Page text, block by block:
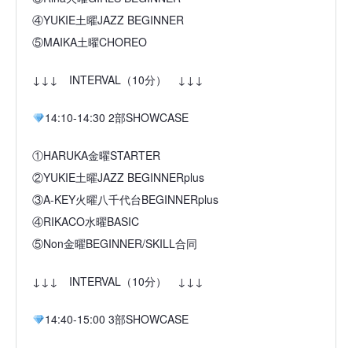
④YUKIE土曜JAZZ BEGINNER
⑤MAIKA土曜CHOREO
↓↓↓ INTERVAL（10分） ↓↓↓
14:10-14:30 2部SHOWCASE
①HARUKA金曜STARTER
②YUKIE土曜JAZZ BEGINNERplus
③A-KEY火曜八千代台BEGINNERplus
④RIKACO水曜BASIC
⑤Non金曜BEGINNER/SKILL合同
↓↓↓ INTERVAL（10分） ↓↓↓
14:40-15:00 3部SHOWCASE